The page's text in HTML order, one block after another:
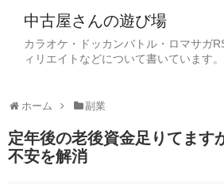
中古屋さんの遊び場
カラオケ・ドッカンバトル・ロマサガ
ィリエイトなどについて書いています。
ホーム 副業
定年後の老後資金足りてます
不安を解消